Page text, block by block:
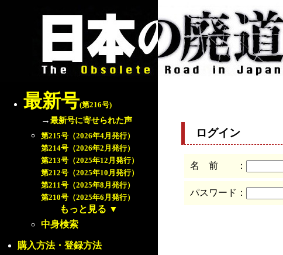
最新号(第216号)
→最新号に寄せられた声
第215号（2026年4月発行）
第214号（2026年2月発行）
第213号（2025年12月発行）
第212号（2025年10月発行）
第211号（2025年8月発行）
第210号（2025年6月発行）
もっと見る ▼
中身検索
購入方法・登録方法
ログイン
名 前 ：
パスワード：